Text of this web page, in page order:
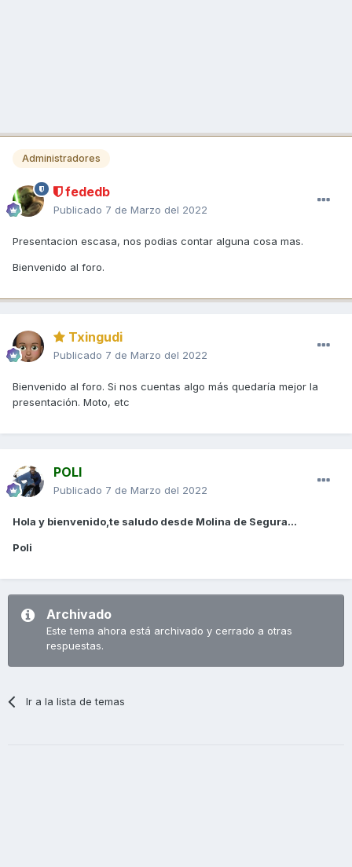
Administradores
fededb
Publicado 7 de Marzo del 2022
Presentacion escasa, nos podias contar alguna cosa mas.
Bienvenido al foro.
Txingudi
Publicado 7 de Marzo del 2022
Bienvenido al foro. Si nos cuentas algo más quedaría mejor la
presentación. Moto, etc
POLI
Publicado 7 de Marzo del 2022
Hola y bienvenido,te saludo desde Molina de Segura...
Poli
Archivado
Este tema ahora está archivado y cerrado a otras
respuestas.
Ir a la lista de temas